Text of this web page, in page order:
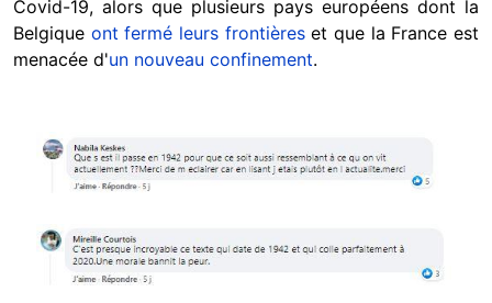
Covid-19, alors que plusieurs pays européens dont la
Belgique ont fermé leurs frontièreset que la France est
menacée d'un nouveau confinement.
Image
Image